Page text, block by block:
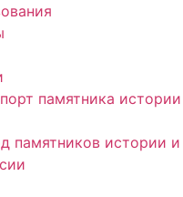
памятника
памятников истории и